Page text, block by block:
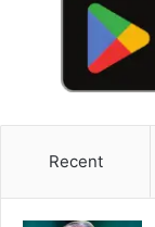
Recent